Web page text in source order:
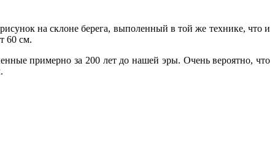
на склоне берега, выполенный в той же технике, что и
60 см.
примерно за 200 лет до нашей эры. Очень вероятно, что